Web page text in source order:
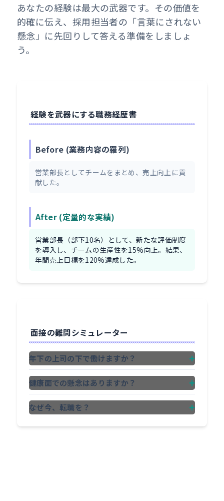
あなたの経験は最大の武器です。その価値を
的確に伝え、採用担当者の「言葉にされない
懸念」に先回りして答える準備をしましょ
う。
経験を武器にする職務経歴書
Before (業務内容の羅列)
営業部長としてチームをまとめ、売上向上に貢
献した。
After (定量的な実績)
営業部長（部下10名）として、新たな評価制度
を導入し、チームの生産性を15%向上。結果、
年間売上目標を120%達成した。
面接の難問シミュレーター
年下の上司の下で働けますか？ +
健康面での懸念はありますか？ +
なぜ今、転職を？ +